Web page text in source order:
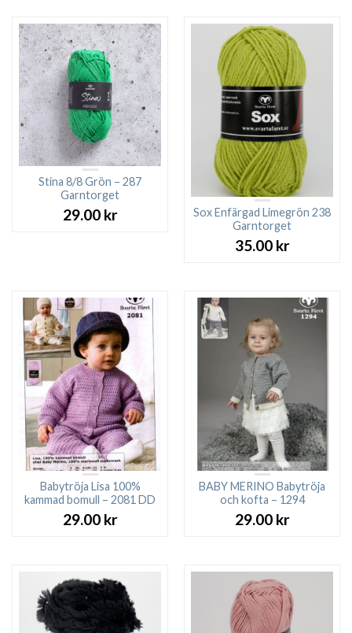
Stina 8/8 Grön – 287
Garntorget
29.00 kr
Sox Enfärgad Limegrön 238
Garntorget
35.00 kr
Babytröja Lisa 100%
kammad bomull – 2081 DD
29.00 kr
BABY MERINO Babytröja
och kofta – 1294
29.00 kr